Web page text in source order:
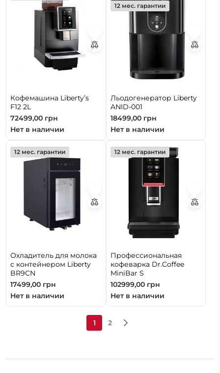
Кофемашина Liberty’s
F12 2L
72499,00 грн
Нет в наличии
12 мес. гарантии
Льодогенератор Liberty
ANID-001
18499,00 грн
Нет в наличии
12 мес. гарантии
Охладитель для молока
с контейнером Liberty
BR9CN
17499,00 грн
Нет в наличии
12 мес. гарантии
Профессиональная
кофеварка Dr.Coffee
MiniBar S
102999,00 грн
Нет в наличии
1 2